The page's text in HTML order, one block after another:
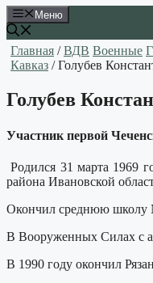
Меню
Главная /ВДВ Военные Г
Кавказ / Голубев
Голубев
Участник первой
Родился 31 марта 1969
района Ивановской
Окончил среднюю школу
В Вооруженных Силах с
В 1990 году окончил